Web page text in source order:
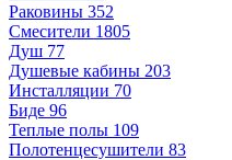
Раковины 352
Смесители 1805
Душ 77
Душевые кабины 203
Инсталляции 70
Биде 96
Теплые полы 109
Полотенцесушители 83